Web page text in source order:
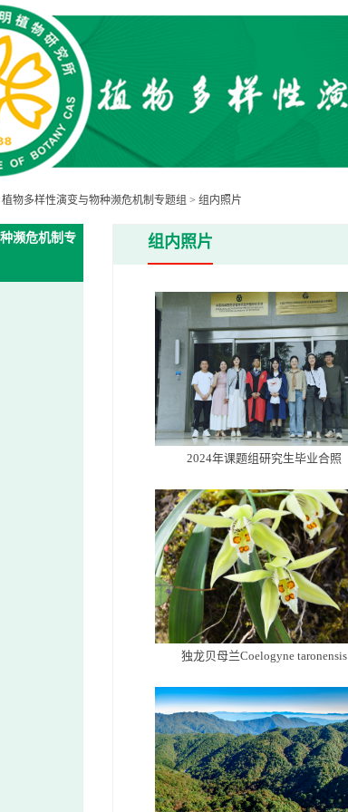
植物多样性演变与物种濒危机制专题组 > 组内照片
濒危机制专 组内照片
2024年课题组研究生毕业合照
独龙贝母兰Coelogyne taronensis